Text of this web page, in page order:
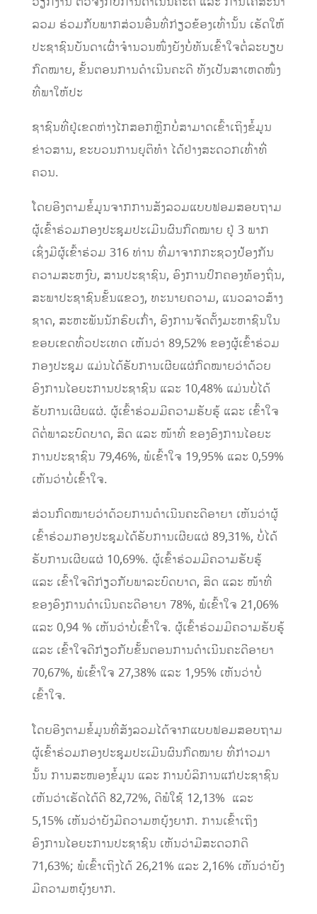
ລວມ ຮ່ວມກັບພາກສ່ວນອື່ນທີ່ກ່ຽວຂ້ອງເທົ່ານັ້ນ ເຮັດໃຫ້
ປະຊາຊົນບັນດາເຜົ່າຈໍານວນໜຶ່ງຍັງບໍ່ທັນເຂົ້າໃຈຕໍ່ລະບຽບ
ກົດໝາຍ, ຂັ້ນຕອນການດໍາເນີນຄະດີ ທັງເປັນສາເຫດໜຶ່ງ
ທີ່ພາໃຫ້ປະ
ຊາຊົນທີ່ຢູ່ເຂດຫ່າງໄກສອກຫຼີກບໍ່ສາມາດເຂົ້າເຖິງຂໍ້ມູນ
ຂ່າວສານ, ຂະບວນການຍຸຕິທໍາ ໄດ້ຢ່າງສະດວກເທົ່າທີ່
ຄວນ.
ໂດຍອີງຕາມຂໍ້ມູນຈາກການສັງລວມແບບຟອມສອບຖາມ
ຜູ້ເຂົ້າຮ່ວມກອງປະຊຸມປະເມີນຜົນກົດໝາຍ ຢູ່ 3 ພາກ
ເຊິ່ງມີຜູ້ເຂົ້າຮ່ວມ 316 ທ່ານ ທີ່ມາຈາກກະຊວງປ້ອງກັນ
ຄວາມສະຫງົບ, ສານປະຊາຊົນ, ອົງການປົກຄອງທ້ອງຖິ່ນ,
ສະພາປະຊາຊົນຂັ້ນແຂວງ, ທະນາຍຄວາມ, ແນວລາວສ້າງ
ຊາດ, ສະຫະພັນນັກຮົບເກົ່າ, ອົງການຈັດຕັ້ງມະຫາຊົນໃນ
ຂອບເຂດທົ່ວປະເທດ ເຫັນວ່າ 89,52% ຂອງຜູ້ເຂົ້າຮ່ວມ
ກອງປະຊຸມ ແມ່ນໄດ້ຮັບການເຜີຍແຜ່ກົດໝາຍວ່າດ້ວຍ
ອົງການໄອຍະການປະຊາຊົນ ແລະ 10,48% ແມ່ນບໍ່ໄດ້
ຮັບການເຜີຍແຜ່. ຜູ້ເຂົ້າຮ່ວມມີຄວາມຮັບຮູ້ ແລະ ເຂົ້າໃຈ
ດີຕໍ່ພາລະບົດບາດ, ສິດ ແລະ ໜ້າທີ່ ຂອງອົງການໄອຍະ
ການປະຊາຊົນ 79,46%, ພໍເຂົ້າໃຈ 19,95% ແລະ 0,59%
ເຫັນວ່າບໍ່ເຂົ້າໃຈ.
ສ່ວນກົດໝາຍວ່າດ້ວຍການດໍາເນີນຄະດີອາຍາ ເຫັນວ່າຜູ້
ເຂົ້າຮ່ວມກອງປະຊຸມໄດ້ຮັບການເຜີຍແຜ່ 89,31%, ບໍ່ໄດ້
ຮັບການເຜີຍແຜ່ 10,69%. ຜູ້ເຂົ້າຮ່ວມມີຄວາມຮັບຮູ້
ແລະ ເຂົ້າໃຈດີກ່ຽວກັບພາລະບົດບາດ, ສິດ ແລະ ໜ້າທີ່
ຂອງອົງການດໍາເນີນຄະດີອາຍາ 78%, ພໍເຂົ້າໃຈ 21,06%
ແລະ 0,94 % ເຫັນວ່າບໍ່ເຂົ້າໃຈ. ຜູ້ເຂົ້າຮ່ວມມີຄວາມຮັບຮູ້
ແລະ ເຂົ້າໃຈດີກ່ຽວກັບຂັ້ນຕອນການດໍາເນີນຄະດີອາຍາ
70,67%, ພໍເຂົ້າໃຈ 27,38% ແລະ 1,95% ເຫັນວ່າບໍ່
ເຂົ້າໃຈ.
ໂດຍອີງຕາມຂໍ້ມູນທີ່ສັງລວມໄດ້ຈາກແບບຟອມສອບຖາມ
ຜູ້ເຂົ້າຮ່ວມກອງປະຊຸມປະເມີນຜົນກົດໝາຍ ທີ່ກ່າວມາ
ນັ້ນ ການສະໜອງຂໍ້ມູນ ແລະ ການບໍລິການແກ່ປະຊາຊົນ
ເຫັນວ່າເຮັດໄດ້ດີ 82,72%, ດີພໍໃຊ້ 12,13% ແລະ
5,15% ເຫັນວ່າຍັງມີຄວາມຫຍຸ້ງຍາກ. ການເຂົ້າເຖິງ
ອົງການໄອຍະການປະຊາຊົນ ເຫັນວ່າມີສະດວກດີ
71,63%; ພໍເຂົ້າເຖິງໄດ້ 26,21% ແລະ 2,16% ເຫັນວ່າຍັງ
ມີຄວາມຫຍຸ້ງຍາກ.